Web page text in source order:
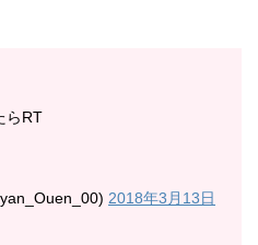
らRT
2018年3月13日